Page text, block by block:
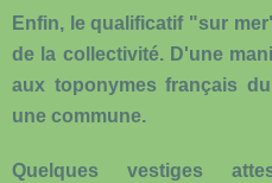
Enfin, le qualificatif "sur
de la collectivité. D'une
aux toponymes français
une commune.
Quelques vestiges